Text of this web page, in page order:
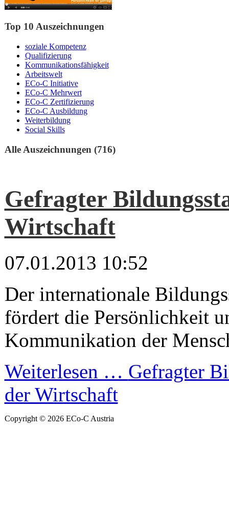
Top 10 Auszeichnungen
soziale Kompetenz
Qualifizierung
Kommunikationsfähigkeit
Arbeitswelt
ECo-C Initiative
ECo-C Mehrwert
ECo-C Zertifizierung
ECo-C Ausbildung
Weiterbildung
Social Skills
Alle Auszeichnungen (716)
Gefragter
Wirtschaft
07.01.2013 10:52
Der internationale
fördert die Persönlichkeit
Kommunikation der
Weiterlesen … Gefragter
der Wirtschaft
Copyright © 2026 ECo-C Austria